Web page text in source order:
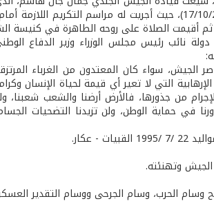
عسكرية في محلة البيرة - عكار (17/10/2014)، حيث أجريت له
ثم أقيمت الصلاة على روحه الطاهرة في كنيسة
نائب رئيس مجلس الوزراء وزير الدفاع
الجيش، سواء كان المعتدون من الغرباء
التي لا تعير أي قيمة لحياة الإنسان
من جذورها، فالأرض أرضنا والشعب
في حماية الوطن، ولن تزيدنا التضحيات
- عكار.
وتهنئته.
الحرب، وسام الجرحى ووسام التقدير